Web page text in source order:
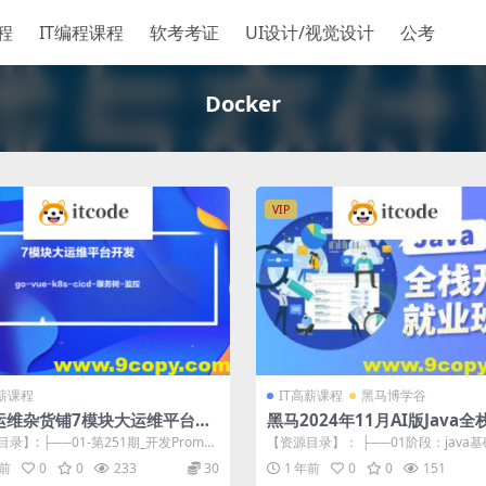
IT编程课程 软考考证 UI设计/视觉设计 公考
Docker
课程
维杂货铺7模块大运维平台开
vue-k8s-cicd-服务树-监控
录】: ├──01-第251期_开发Promet
监控平台都有...
0 0 233 30
VIP
IT高薪课程 黑马博学谷
黑马2024年11月AI版Java全
V15课程
【资源目录】： ├──01阶段：java
| ├──day01-Java...
1 年前 0 0 151